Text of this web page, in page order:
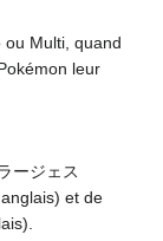
ou Multi, quand
leur
ージェス
et de